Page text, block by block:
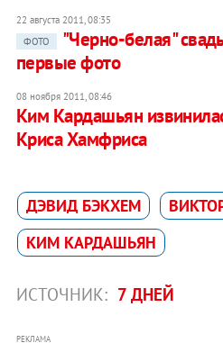
22 августа 2011, 08:35
ФОТО
"Черно-белая"
первые фото
08 ноября 2011, 08:46
Ким Кардашьян
Криса Хамфриса
ДЭВИД БЭКХЕМ
КИМ КАРДАШЬЯН
ИСТОЧНИК: 7 ДНЕЙ
РЕКЛАМА